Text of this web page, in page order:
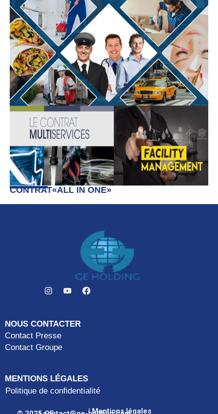
CONTRAT«ALL IN ONE»
NOUS CONTACTER
Contact Presse
Contact Groupe
MENTIONS LÉGALES
Politique de confidentialité
| Mentions légales